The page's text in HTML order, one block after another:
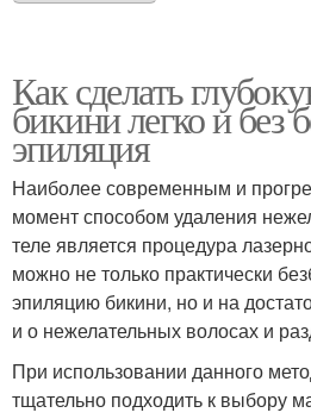
Как сделать
бикини легко и без
эпиляция
Наиболее современным и
момент способом удаления
теле является процедура
можно не только практически
эпиляцию бикини, но и на
и о нежелательных волосах и
При использовании данного
тщательно подходить к выбору